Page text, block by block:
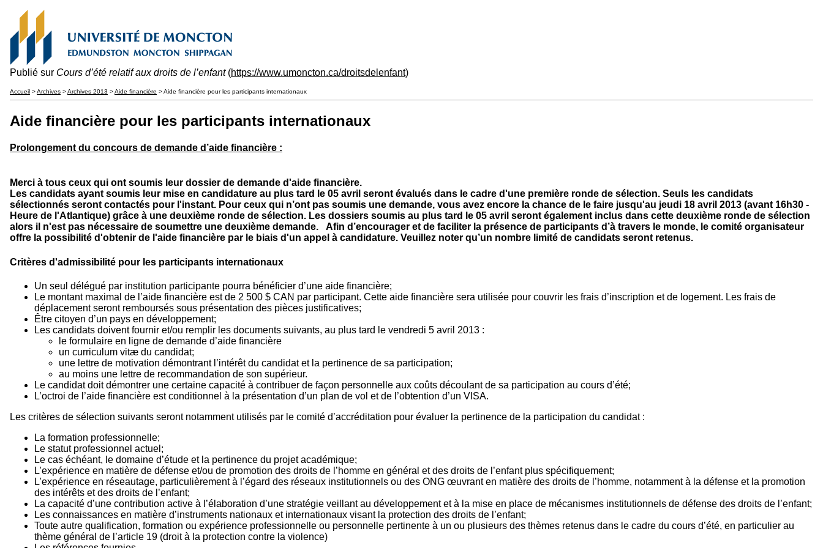
Publié sur Cours d’été relatif aux droits de l’enfant(https://www.umoncton.ca/droitsdelenfant)
Accueil >Archives >Archives 2013 >Aide financière > Aide financière pour les participants internationaux
Aide financière pour les participants internationaux
Prolongement du concours de demande d’aide financière :
Merci à tous ceux qui ont soumis leur dossier de demande d'aide financière.
Les candidats ayant soumis leur mise en candidature au plus tard le 05 avril seront évalués dans le cadre d'une première ronde de sélection. Seuls les candidats
sélectionnés seront contactés pour l'instant. Pour ceux qui n’ont pas soumis une demande, vous avez encore la chance de le faire jusqu'au jeudi 18 avril 2013 (avant 16h30 -
Heure de l'Atlantique) grâce à une deuxième ronde de sélection. Les dossiers soumis au plus tard le 05 avril seront également inclus dans cette deuxième ronde de sélection
alors il n'est pas nécessaire de soumettre une deuxième demande.
Afin d’encourager et de faciliter la présence de participants d’à travers le monde, le comité organisateur
offre la possibilité d'obtenir de l'aide financière par le biais d'un appel à candidature. Veuillez noter qu’un nombre limité de candidats seront retenus.
Critères d'admissibilité pour les participants internationaux
Un seul délégué par institution participante pourra bénéficier d’une aide financière;
Le montant maximal de l’aide financière est de 2 500 $ CAN par participant. Cette aide financière sera utilisée pour couvrir les frais d’inscription et de logement. Les frais de
déplacement seront remboursés sous présentation des pièces justificatives;
Être citoyen d’un pays en développement;
Les candidats doivent fournir et/ou remplir les documents suivants, au plus tard le vendredi 5 avril 2013 :
le formulaire en ligne de demande d’aide financière
un curriculum vitæ du candidat;
une lettre de motivation démontrant l’intérêt du candidat et la pertinence de sa participation;
au moins une lettre de recommandation de son supérieur.
Le candidat doit démontrer une certaine capacité à contribuer de façon personnelle aux coûts découlant de sa participation au cours d’été;
L’octroi de l’aide financière est conditionnel à la présentation d’un plan de vol et de l’obtention d’un VISA.
Les critères de sélection suivants seront notamment utilisés par le comité d’accréditation pour évaluer la pertinence de la participation du candidat :
La formation professionnelle;
Le statut professionnel actuel;
Le cas échéant, le domaine d’étude et la pertinence du projet académique;
L’expérience en matière de défense et/ou de promotion des droits de l’homme en général et des droits de l’enfant plus spécifiquement;
L’expérience en réseautage, particulièrement à l’égard des réseaux institutionnels ou des ONG œuvrant en matière des droits de l’homme, notamment à la défense et la promotion
des intérêts et des droits de l’enfant;
La capacité d’une contribution active à l’élaboration d’une stratégie veillant au développement et à la mise en place de mécanismes institutionnels de défense des droits de l’enfant;
Les connaissances en matière d’instruments nationaux et internationaux visant la protection des droits de l’enfant;
Toute autre qualification, formation ou expérience professionnelle ou personnelle pertinente à un ou plusieurs des thèmes retenus dans le cadre du cours d’été, en particulier au
thème général de l’article 19 (droit à la protection contre la violence)